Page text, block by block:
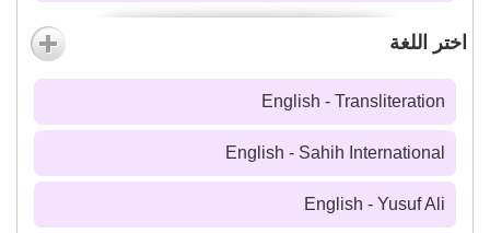
اختر اللغة
English - Transliteration
English - Sahih International
English - Yusuf Ali